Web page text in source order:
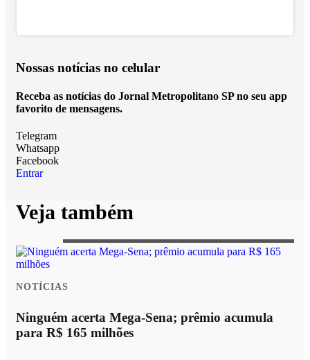
Nossas notícias no celular
Receba as notícias do Jornal Metropolitano SP no seu app
favorito de mensagens.
Telegram
Whatsapp
Facebook
Entrar
Veja também
NOTÍCIAS
Ninguém acerta Mega-Sena; prêmio acumula
para R$ 165 milhões